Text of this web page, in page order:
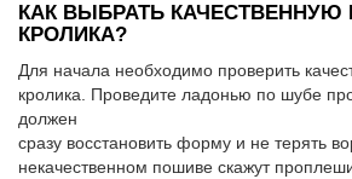
КАК ВЫБРАТЬ КАЧЕСТВЕННУЮ
КРОЛИКА?
Для начала необходимо проверить
кролика. Проведите ладонью по шубе
должен
сразу восстановить форму и не терять
некачественном пошиве скажут